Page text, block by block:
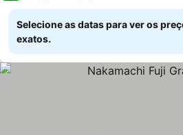
Selecione as datas para ver os
exatos.